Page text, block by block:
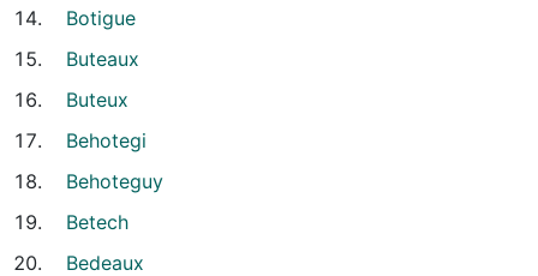
Botigue
Buteaux
Buteux
Behotegi
Behoteguy
Betech
Bedeaux